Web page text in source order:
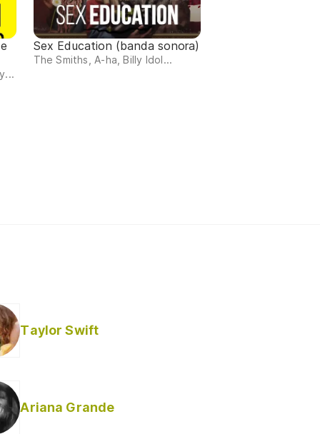
Sex Education (banda sonora)
The Smiths, A-ha, Billy Idol...
Taylor Swift
Ariana Grande